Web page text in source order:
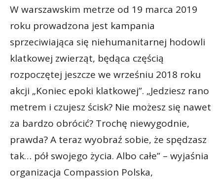
W warszawskim metrze od 19 marca 2019
roku prowadzona jest kampania
sprzeciwiająca się niehumanitarnej hodowli
klatkowej zwierząt, będąca częścią
rozpoczętej jeszcze we wrześniu 2018 roku
akcji „Koniec epoki klatkowej”. „Jedziesz rano
metrem i czujesz ścisk? Nie możesz się nawet
za bardzo obrócić? Trochę niewygodnie,
prawda? A teraz wyobraź sobie, że spędzasz
tak… pół swojego życia. Albo całe” – wyjaśnia
organizacja Compassion Polska,